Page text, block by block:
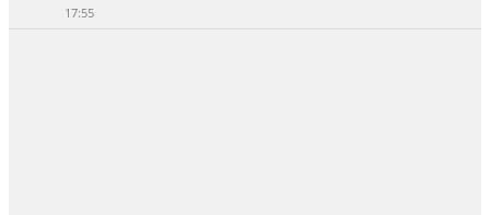
17:55